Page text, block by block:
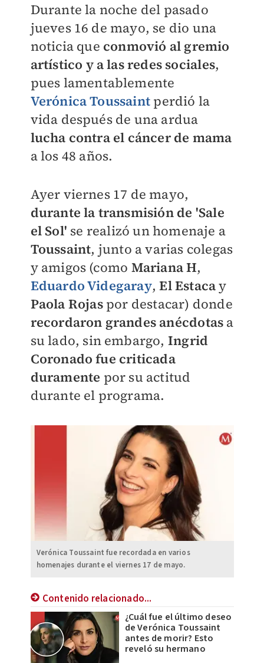
Durante la noche del pasado
jueves 16 de mayo, se dio una
noticia que conmovió al gremio
artístico y a las redes sociales,
pues lamentablemente
Verónica Toussaint perdió la
vida después de una ardua
lucha contra el cáncer de mama
a los 48 años.
Ayer viernes 17 de mayo,
durante la transmisión de 'Sale
el Sol' se realizó un homenaje a
Toussaint, junto a varias colegas
y amigos (como MarianaH,
Eduardo Videgaray,ElEstacay
Paola Rojas por destacar) donde
recordaron grandes anécdotas a
su lado, sin embargo, Ingrid
Coronado fue criticada
duramente por su actitud
durante el programa.
Verónica Toussaint fue recordada en varios
homenajes durante el viernes 17 de mayo.
Contenido relacionado...
¿Cuál fue el último deseo
de Verónica Toussaint
antes de morir? Esto
reveló su hermano